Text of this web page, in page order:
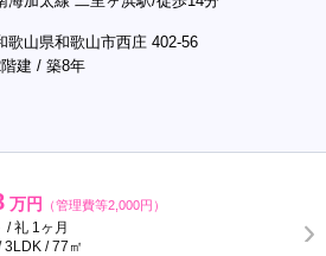
歌山県和歌山市西庄 402-56
建 / 築8年
万円 （管理費等2,000円）
/ 礼 1ヶ月
3LDK / 77㎡